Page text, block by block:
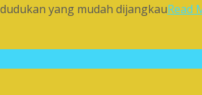
yang mudah dijangkauRead